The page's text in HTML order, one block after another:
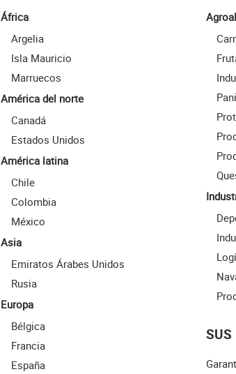
África
Argelia
Isla Mauricio
Marruecos
América del norte
Canadá
Estados Unidos
América latina
Chile
Colombia
México
Asia
Emiratos Árabes Unidos
Rusia
Europa
Bélgica
Francia
España
SUS